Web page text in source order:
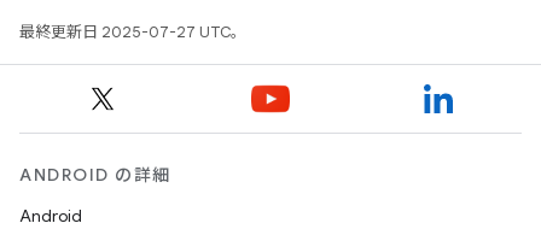
最終更新日 2025-07-27 UTC。
ANDROID の詳細
Android